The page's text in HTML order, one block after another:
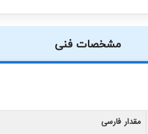
مشخصات فنی
مقدار فارسی